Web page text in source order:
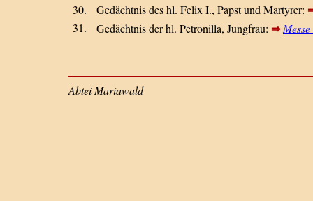
30.
Gedächtnis des hl. Felix I., Papst und Martyrer:
31. Gedächtnis der hl. Petronilla, Jungfrau: ⇒
Abtei Mariawald